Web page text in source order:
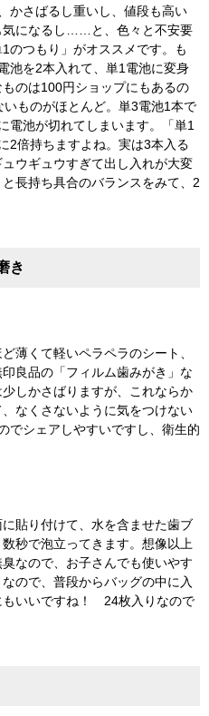
かさばるし重いし、値段も高い
気になるし……と、色々と不安要
のつもり」がオススメです。も
を2本入れて、単1電池に変身
のは100円ショップにもあるの
ものがほとんど。単3電池1本で
電池が切れてしまいます。「単1
2倍持ちますよね。実は3本入る
ウギュウすぎて出し入れが大変
長持ち具合のバランスをみて、2
き
薄くて軽いペラペラのシート、
良品の「フィルム歯みがき」な
しかさばりますが、これならか
なくさないように気をつけない
でシェアしやすいですし、衛生的
貼り付けて、水を含ませた歯ブ
秒で泡立ってきます。想像以上
なので、お子さんでも使いやす
ので、普段からバッグの中に入
もいいですね！ 24枚入りなので